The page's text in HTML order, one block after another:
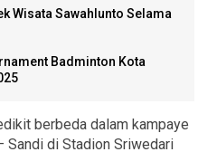
Wisata Sawahlunto Selama
Badminton Kota
berbeda dalam kampaye
Sandi di Stadion Sriwedari